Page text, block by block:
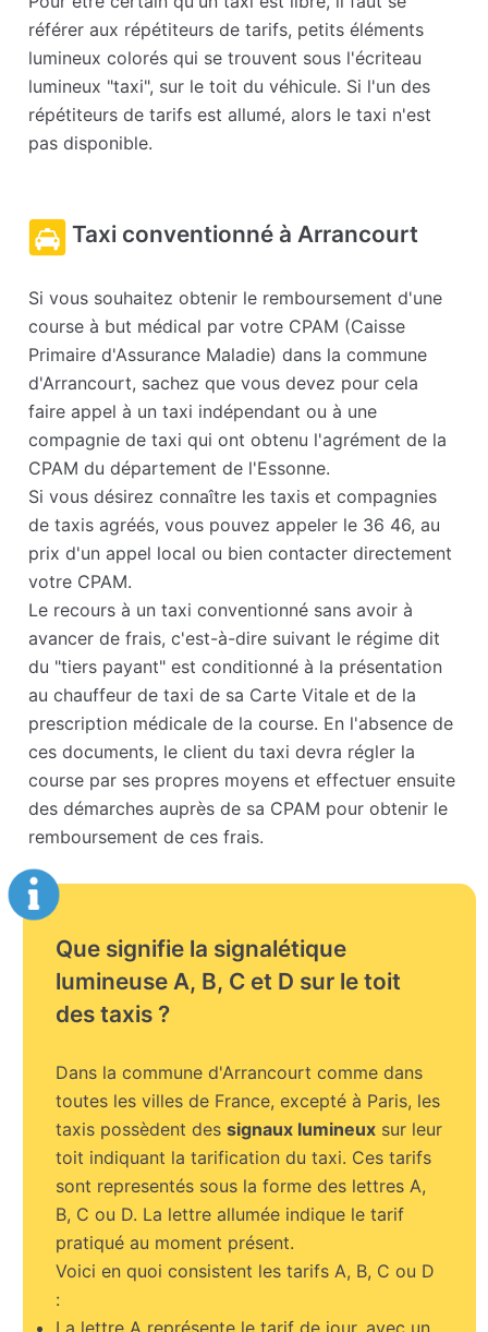
référer aux répétiteurs de tarifs, petits éléments
lumineux colorés qui se trouvent sous l'écriteau
lumineux "taxi", sur le toit du véhicule. Si l'un des
répétiteurs de tarifs est allumé, alors le taxi n'est
pas disponible.
Taxi conventionné à Arrancourt
Si vous souhaitez obtenir le remboursement d'une
course à but médical par votre CPAM (Caisse
Primaire d'Assurance Maladie) dans la commune
d'Arrancourt, sachez que vous devez pour cela
faire appel à un taxi indépendant ou à une
compagnie de taxi qui ont obtenu l'agrément de la
CPAM du département de l'Essonne.
Si vous désirez connaître les taxis et compagnies
de taxis agréés, vous pouvez appeler le 36 46, au
prix d'un appel local ou bien contacter directement
votre CPAM.
Le recours à un taxi conventionné sans avoir à
avancer de frais, c'est-à-dire suivant le régime dit
du "tiers payant" est conditionné à la présentation
au chauffeur de taxi de sa Carte Vitale et de la
prescription médicale de la course. En l'absence de
ces documents, le client du taxi devra régler la
course par ses propres moyens et effectuer ensuite
des démarches auprès de sa CPAM pour obtenir le
remboursement de ces frais.
Que signifie la signalétique
lumineuse A, B, C et D sur le toit
des taxis ?
Dans la commune d'Arrancourt comme dans
toutes les villes de France, excepté à Paris, les
taxis possèdent dessignaux lumineux sur leur
toit indiquant la tarification du taxi. Ces tarifs
sont representés sous la forme des lettres A,
B, C ou D. La lettre allumée indique le tarif
pratiqué au moment présent.
Voici en quoi consistent les tarifs A, B, C ou D
: